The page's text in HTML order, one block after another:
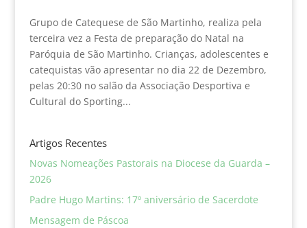
Grupo de Catequese de São Martinho, realiza pela
terceira vez a Festa de preparação do Natal na
Paróquia de São Martinho. Crianças, adolescentes e
catequistas vão apresentar no dia 22 de Dezembro,
pelas 20:30 no salão da Associação Desportiva e
Cultural do Sporting...
Artigos Recentes
Novas Nomeações Pastorais na Diocese da Guarda –
2026
Padre Hugo Martins: 17º aniversário de Sacerdote
Mensagem de Páscoa